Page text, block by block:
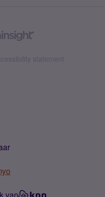
statement